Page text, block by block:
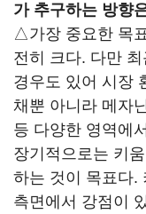
가 추구하는 방향
△가장 중요한 목
전히 크다. 다만
경우도 있어 시장
채뿐 아니라 메자
등 다양한 영역에
장기적으로는 키
하는 것이 목표다.
측면에서 강점이